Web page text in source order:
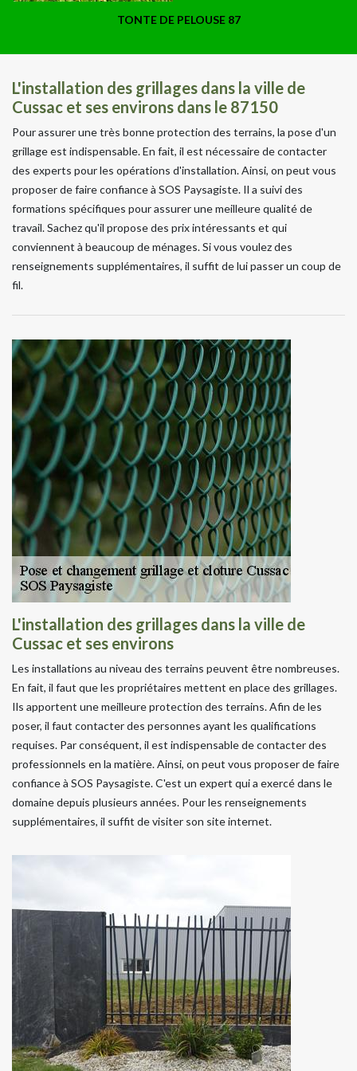
TONTE DE PELOUSE 87
L'installation des grillages dans la ville de
Cussac et ses environs dans le 87150
Pour assurer une très bonne protection des terrains, la pose d'un
grillage est indispensable. En fait, il est nécessaire de contacter
des experts pour les opérations d'installation. Ainsi, on peut vous
proposer de faire confiance à SOS Paysagiste. Il a suivi des
formations spécifiques pour assurer une meilleure qualité de
travail. Sachez qu'il propose des prix intéressants et qui
conviennent à beaucoup de ménages. Si vous voulez des
renseignements supplémentaires, il suffit de lui passer un coup de
fil.
L'installation des grillages dans la ville de
Cussac et ses environs
Les installations au niveau des terrains peuvent être nombreuses.
En fait, il faut que les propriétaires mettent en place des grillages.
Ils apportent une meilleure protection des terrains. Afin de les
poser, il faut contacter des personnes ayant les qualifications
requises. Par conséquent, il est indispensable de contacter des
professionnels en la matière. Ainsi, on peut vous proposer de faire
confiance à SOS Paysagiste. C'est un expert qui a exercé dans le
domaine depuis plusieurs années. Pour les renseignements
supplémentaires, il suffit de visiter son site internet.